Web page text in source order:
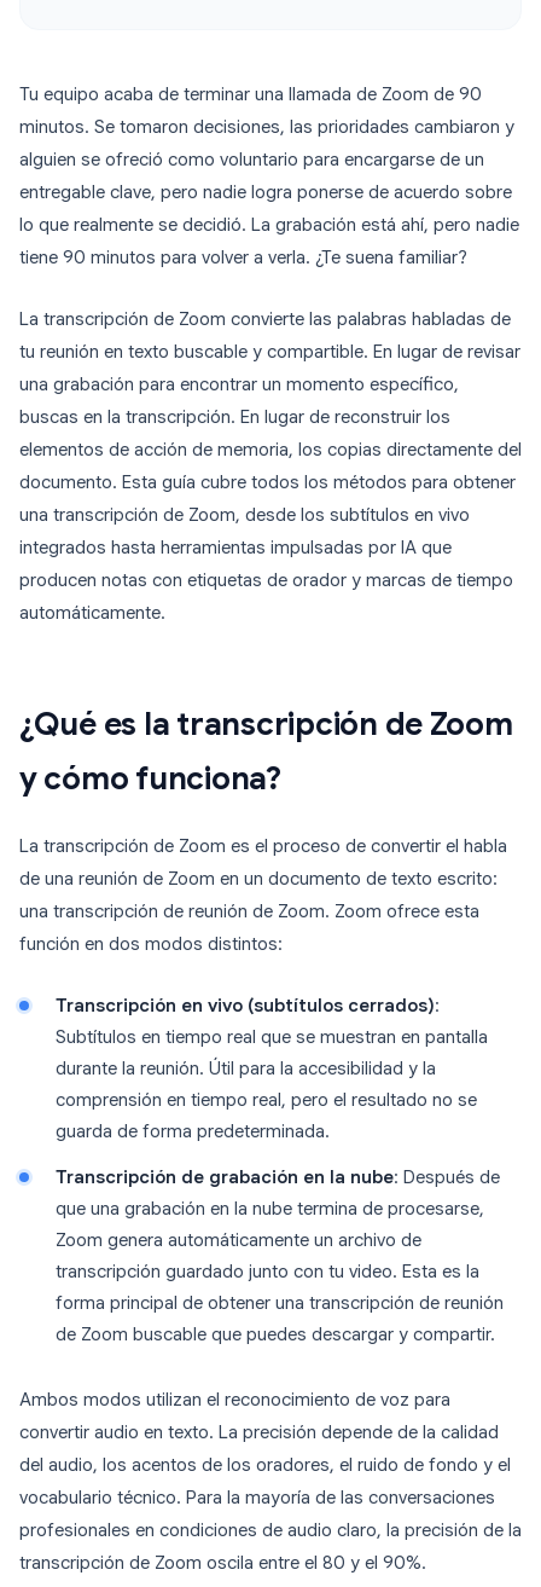
Tu equipo acaba de terminar una llamada de Zoom de 90
minutos. Se tomaron decisiones, las prioridades cambiaron y
alguien se ofreció como voluntario para encargarse de un
entregable clave, pero nadie logra ponerse de acuerdo sobre
lo que realmente se decidió. La grabación está ahí, pero nadie
tiene 90 minutos para volver a verla. ¿Te suena familiar?
La transcripción de Zoom convierte las palabras habladas de
tu reunión en texto buscable y compartible. En lugar de revisar
una grabación para encontrar un momento específico,
buscas en la transcripción. En lugar de reconstruir los
elementos de acción de memoria, los copias directamente del
documento. Esta guía cubre todos los métodos para obtener
una transcripción de Zoom, desde los subtítulos en vivo
integrados hasta herramientas impulsadas por IA que
producen notas con etiquetas de orador y marcas de tiempo
automáticamente.
¿Qué es la transcripción de Zoom
y cómo funciona?
La transcripción de Zoom es el proceso de convertir el habla
de una reunión de Zoom en un documento de texto escrito:
una transcripción de reunión de Zoom. Zoom ofrece esta
función en dos modos distintos:
Transcripción en vivo (subtítulos cerrados):
Subtítulos en tiempo real que se muestran en pantalla
durante la reunión. Útil para la accesibilidad y la
comprensión en tiempo real, pero el resultado no se
guarda de forma predeterminada.
Transcripción de grabación en la nube: Después de
que una grabación en la nube termina de procesarse,
Zoom genera automáticamente un archivo de
transcripción guardado junto con tu video. Esta es la
forma principal de obtener una transcripción de reunión
de Zoom buscable que puedes descargar y compartir.
Ambos modos utilizan el reconocimiento de voz para
convertir audio en texto. La precisión depende de la calidad
del audio, los acentos de los oradores, el ruido de fondo y el
vocabulario técnico. Para la mayoría de las conversaciones
profesionales en condiciones de audio claro, la precisión de la
transcripción de Zoom oscila entre el 80 y el 90%.